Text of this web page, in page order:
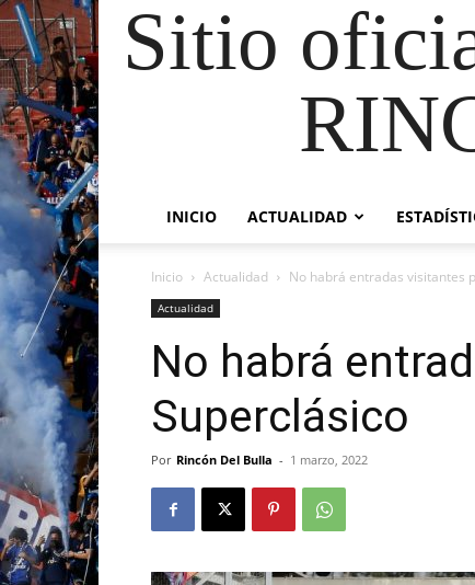
Sitio
INICIO ACTUALIDAD
Inicio Actualidad No habrá entradas visitantes
Actualidad
No habrá
Superclásico
Por Rincón Del Bulla - 1 marzo, 2022